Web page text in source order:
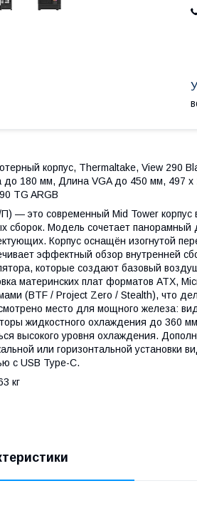
корпус, Thermaltake, View 290
до 180 мм, Длина VGA до 450 мм, 497
TG ARGB
— это современный Mid Tower
сборок. Модель сочетает
Корпус оснащён изогнутой
эффектный обзор внутренней
которые создают базовый
материнских плат форматов ATX,
(BTF / Project Zero / Stealth), что
место для мощного железа:
жидкостного охлаждения до 360
высокого уровня охлаждения.
или горизонтальной установки
с USB Type-C.
кг